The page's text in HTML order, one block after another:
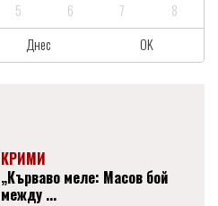
5 6 7
8
Днес OK
КРИМИ
„Кърваво меле: Масов бой
между ...